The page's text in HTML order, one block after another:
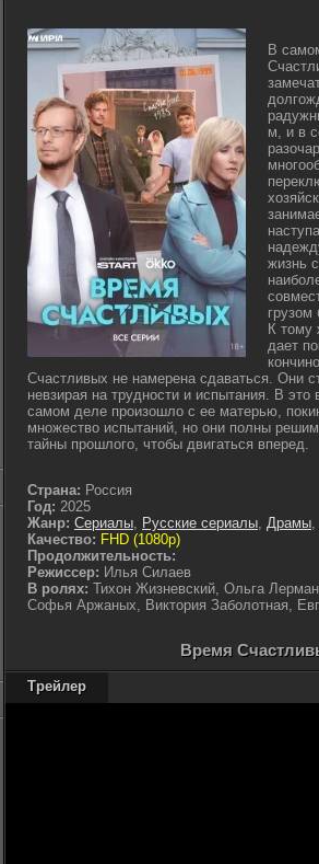
В
м, и в
жизнь
грузом
К тому
дает
Счастливых не намерена сдаваться. Они
невзирая на трудности и испытания. В
самом деле произошло с ее матерью,
множество испытаний, но они полны
тайны прошлого, чтобы двигаться вперед.
Страна: Россия
Год: 2025
Жанр: Сериалы, Русские сериалы, Драмы,
Качество: FHD (1080p)
Продолжительность:
Режиссер: Илья Силаев
В ролях: Тихон Жизневский, Ольга
Софья Аржаных, Виктория Заболотная,
Время
Трейлер